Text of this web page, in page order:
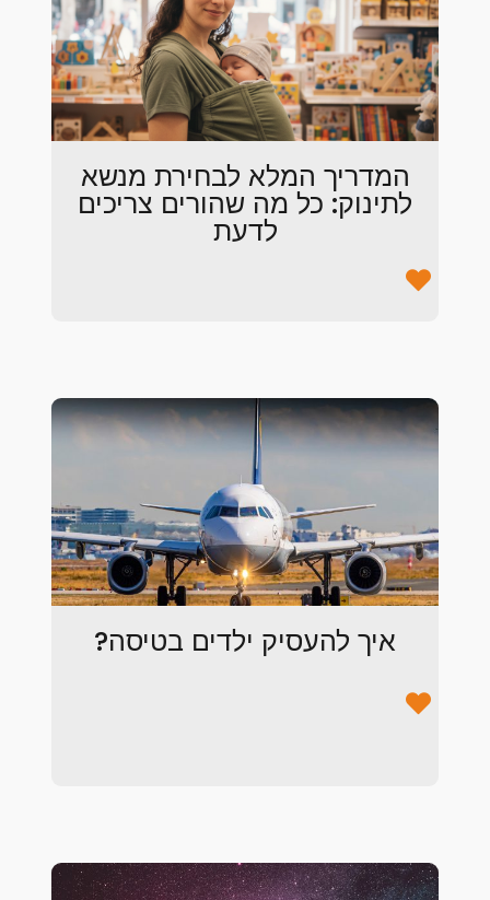
המדריך המלא לבחירת מנשא
לתינוק: כל מה שהורים צריכים
לדעת
איך להעסיק ילדים בטיסה?